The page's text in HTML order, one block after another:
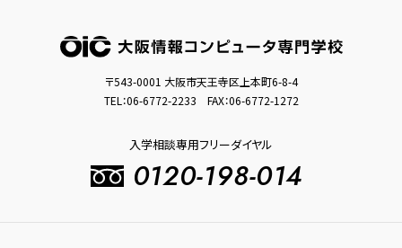
〒543-0001 大阪市天王寺区上本町6-8-4
TEL：06-6772-2233 FAX：06-6772-1272
入学相談専用フリーダイヤル
0120-198-014